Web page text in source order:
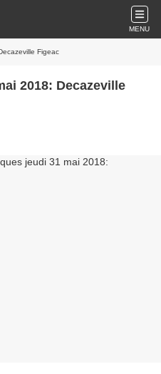
MENU
Figeac
2018: Decazeville